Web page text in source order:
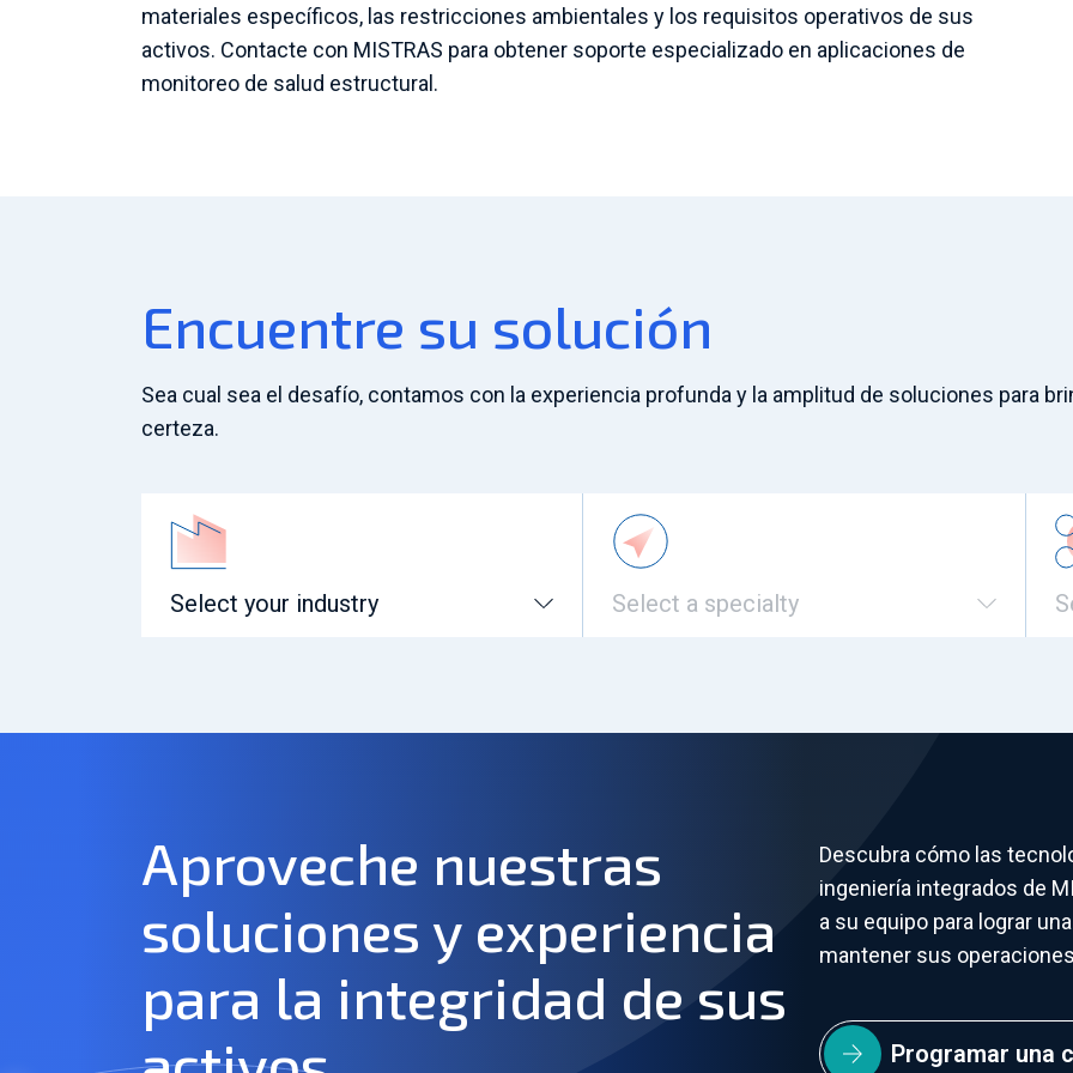
materiales específicos, las restricciones ambientales y los requisitos operativos de sus
activos. Contacte con MISTRAS para obtener soporte especializado en aplicaciones de
monitoreo de salud estructural.
Encuentre su solución
Sea cual sea el desafío, contamos con la experiencia profunda y la amplitud de soluciones para
certeza.
Select your industry Select a specialty
Aproveche nuestras
soluciones y experiencia
para la integridad de sus
Descubra cómo las
ingeniería integrados de
a su equipo para lograr
mantener sus
Programar una